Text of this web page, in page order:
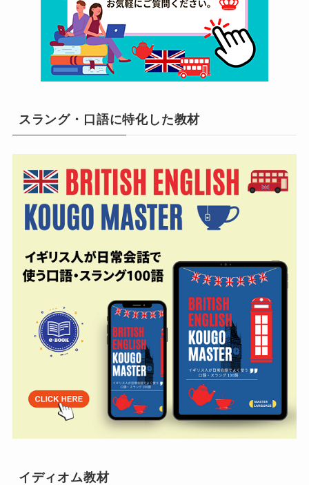
スラング・口語に特化した教材
イディオム教材